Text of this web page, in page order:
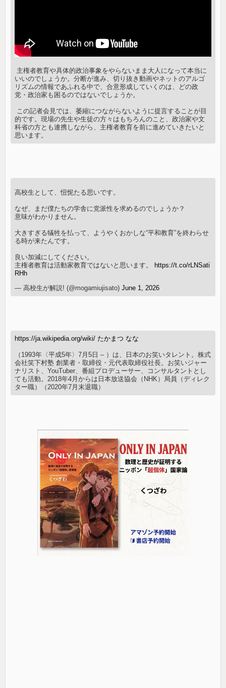
ㅤㅤ 主権者教育や具体的政治事象をやらないまま大人になって本当に
いいのでしょうか。分断が進み、切り抜き動画やネットのアルゴ
リズムの情報であふれる中で、合意形成していくのは、どの政
党・政治家も困るのではないでしょうか。
ㅤㅤ この記者会見では、萎縮につながらないように提言することが目
的です。現場の先生や生徒の方々はもちろんのこと、政治家や文
科省の方とも連携しながら、主権者教育を前に進めていきたいと
思います。
高校生として、忸怩たる思いです。
なぜ、まだ僕たちの学舎に党派性を求めるのでしょうか？
意味がわかりません。
大きすぎる犠牲を払って、ようやくおかしな“平和教育”を終わらせ
る時が来たんです。
良い加減にしてください。
主権者教育は活動家教育ではないと思います。
https://t.co/rLNSati
RHh
— 高校生が解説! (@mogamiujisato)June 1, 2026
https://ja.wikipedia.org/wiki/ たかまつ なな
（1993年〈平成5年〉7月5日 – ）は、日本のお笑いタレント。株式
会社笑下村塾 創業者・取締役・元代表取締役社長。お笑いジャー
ナリスト、YouTuber、番組プロデューサー、コンサルタントとし
ても活動。2018年4月からは日本放送協会（NHK）局員（ディレク
ター職）（2020年7月末退職）